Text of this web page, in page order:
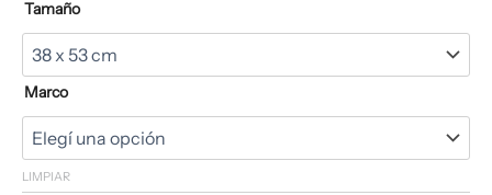
Tamaño
Marco
LIMPIAR